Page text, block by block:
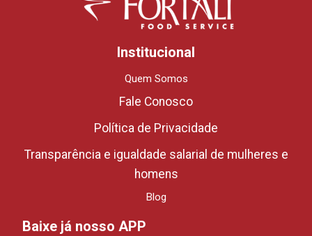
Institucional
Quem Somos
Fale Conosco
Política de Privacidade
Transparência e igualdade salarial de mulheres e
homens
Blog
Baixe já nosso APP